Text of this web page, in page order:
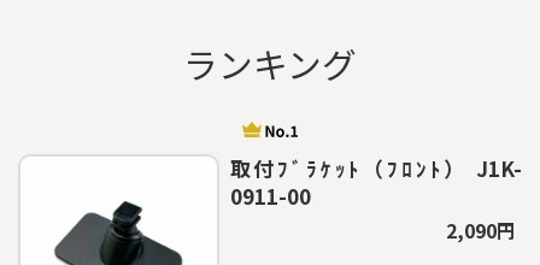
ランキング
取付ﾌﾞﾗｹｯﾄ（ﾌﾛﾝﾄ） J1K-
0911-00
2,090円